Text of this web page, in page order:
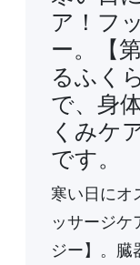
ア！フ
ー。【
るふく
で、身
くみケ
です。
寒い日にオ
ッサージケ
ジー】。臓